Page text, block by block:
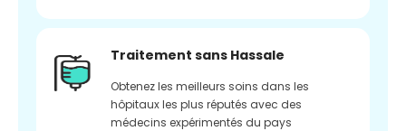
Traitement sans Hassale
Obtenez les meilleurs soins dans les
hôpitaux les plus réputés avec des
médecins expérimentés du pays